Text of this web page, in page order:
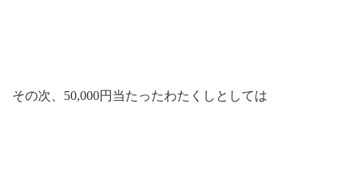
その次、50,000円当たったわたくしとしては